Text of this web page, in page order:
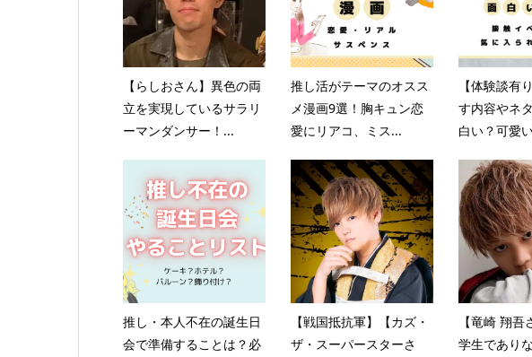
【らしおさん】異色の両
立を実現しているサラリ
ーマンダンサー！...
推し活がテーマのオスス
メ漫画9選！胸キュン恋
愛にリアコ、ミス...
【体験談有
す内容やネ
白い？可愛
推し・本人不在の誕生日
会で準備することは？必
【戦国抵抗軍】【カズ・
ザ・スーパースターさ
【竜崎 翔
学生であり